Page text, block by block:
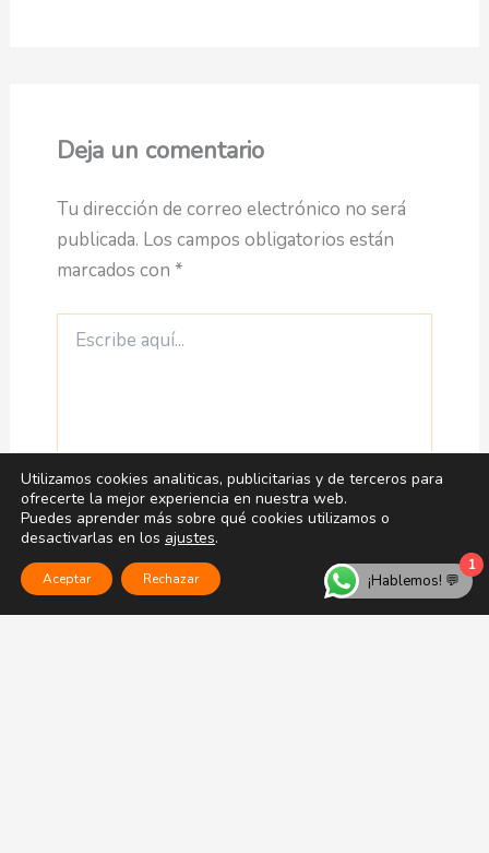
Deja un comentario
Tu dirección de correo electrónico no será
publicada. Los campos obligatorios están
marcados con *
aquí...
Nombre*
Utilizamos cookies analiticas, publicitarias y de terceros para
ofrecerte la mejor experiencia en nuestra web.
Puedes aprender más sobre qué cookies utilizamos o
desactivarlas en los ajustes.
Aceptar Rechazar
1
¡Hablemos! 💬